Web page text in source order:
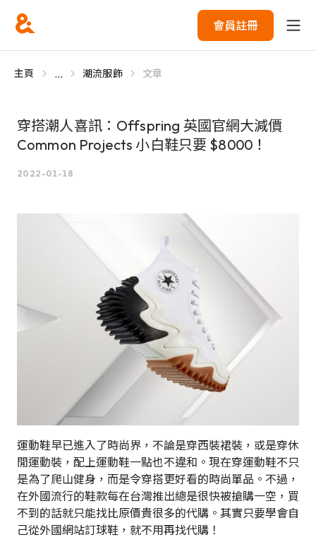
會員註冊
主頁 ... 潮流服飾 文章
穿搭潮人喜訊：Offspring 英國官網大減價
Common Projects 小白鞋只要 $8000！
2022-01-18
運動鞋早已進入了時尚界，不論是穿西裝裙裝，或是穿休
閒運動裝，配上運動鞋一點也不違和。現在穿運動鞋不只
是為了爬山健身，而是令穿搭更好看的時尚單品。不過，
在外國流行的鞋款每在台灣推出總是很快被搶購一空，買
不到的話就只能找比原價貴很多的代購。其實只要學會自
己從外國網站訂球鞋，就不用再找代購！